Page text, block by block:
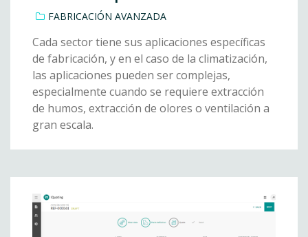
FABRICACIÓN AVANZADA
Cada sector tiene sus aplicaciones específicas
de fabricación, y en el caso de la climatización,
las aplicaciones pueden ser complejas,
especialmente cuando se requiere extracción
de humos, extracción de olores o ventilación a
gran escala.